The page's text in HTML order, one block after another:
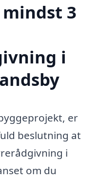
3
i
er
beslutning at
i
om du